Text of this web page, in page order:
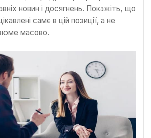
новин і досягнень. Покажіть, що
саме в цій позиції, а не
масово.